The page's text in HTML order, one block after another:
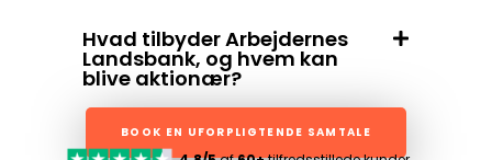
Hvad tilbyder Arbejdernes
Landsbank, og hvem kan
blive aktionær?
BOOK EN UFORPLIGTENDE SAMTALE